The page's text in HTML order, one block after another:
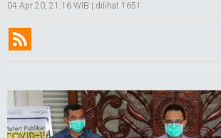
04 Apr 20, 21:16 WIB | dilihat 1651